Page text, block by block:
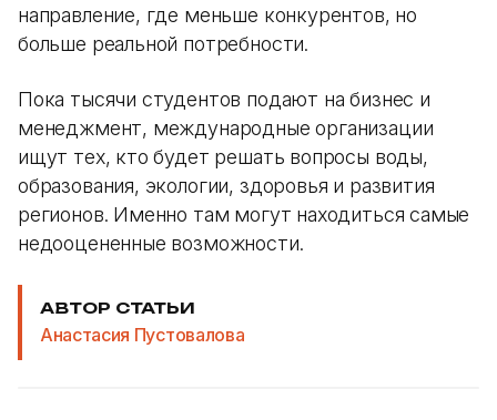
направление, где меньше конкурентов, но
больше реальной потребности.
Пока тысячи студентов подают на бизнес и
менеджмент, международные организации
ищут тех, кто будет решать вопросы воды,
образования, экологии, здоровья и развития
регионов. Именно там могут находиться самые
недооцененные возможности.
АВТОР СТАТЬИ
Анастасия Пустовалова